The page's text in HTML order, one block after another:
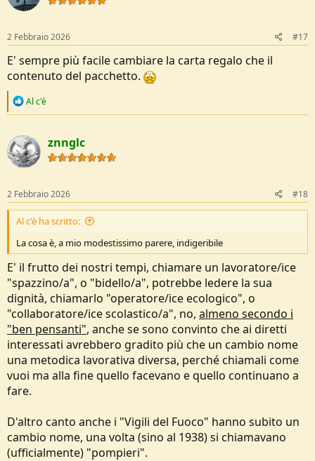
o
s
:
2 Febbraio 2026 #17
E' sempre più facile cambiare la carta regalo che il
contenuto del pacchetto.
R
c
t
i
o
s
:
Al c'è
znnglc
2 Febbraio 2026 #18
Al c'è ha scritto:
La cosa è, a mio modestissimo parere, indigeribile
E' il frutto dei nostri tempi, chiamare un lavoratore/ice
"spazzino/a", o "bidello/a", potrebbe ledere la sua
dignità, chiamarlo "operatore/ice ecologico", o
"collaboratore/ice scolastico/a", no, almeno secondo i
"ben pensanti", anche se sono convinto che ai diretti
interessati avrebbero gradito più che un cambio nome
una metodica lavorativa diversa, perché chiamali come
vuoi ma alla fine quello facevano e quello continuano a
fare.
D'altro canto anche i "Vigili del Fuoco" hanno subito un
cambio nome, una volta (sino al 1938) si chiamavano
(ufficialmente) "pompieri".